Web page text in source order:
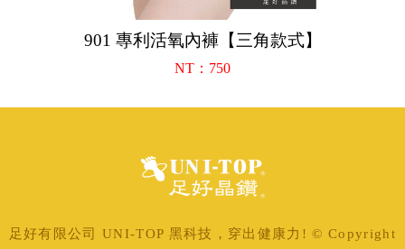
901 專利活氧內褲【三角款式】
NT：750
足好有限公司 UNI-TOP 黑科技，穿出健康力! © Copyright